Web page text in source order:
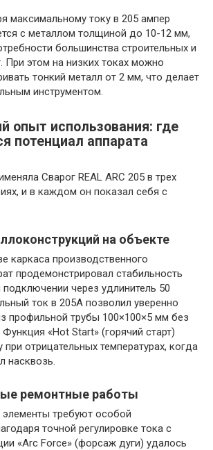
максимальному току в 205 ампер
с металлом толщиной до 10-12 мм,
большинства строительных и
При этом на низких токах можно
тонкий металл от 2 мм, что делает
инструментом.
опыт использования: где
потенциал аппарата
Сварог REAL ARC 205 в трех
и в каждом он показал себя с
на объекте
каркаса производственного
продемонстрировал стабильность
через удлинитель 50
ток в 205А позволил уверенно
профильной трубы 100×100×5 мм без
«Hot Start» (горячий старт)
при отрицательных температурах, когда
насквозь.
ремонтные работы
требуют особой
точной регулировке тока с
«Arc Force» (форсаж дуги) удалось